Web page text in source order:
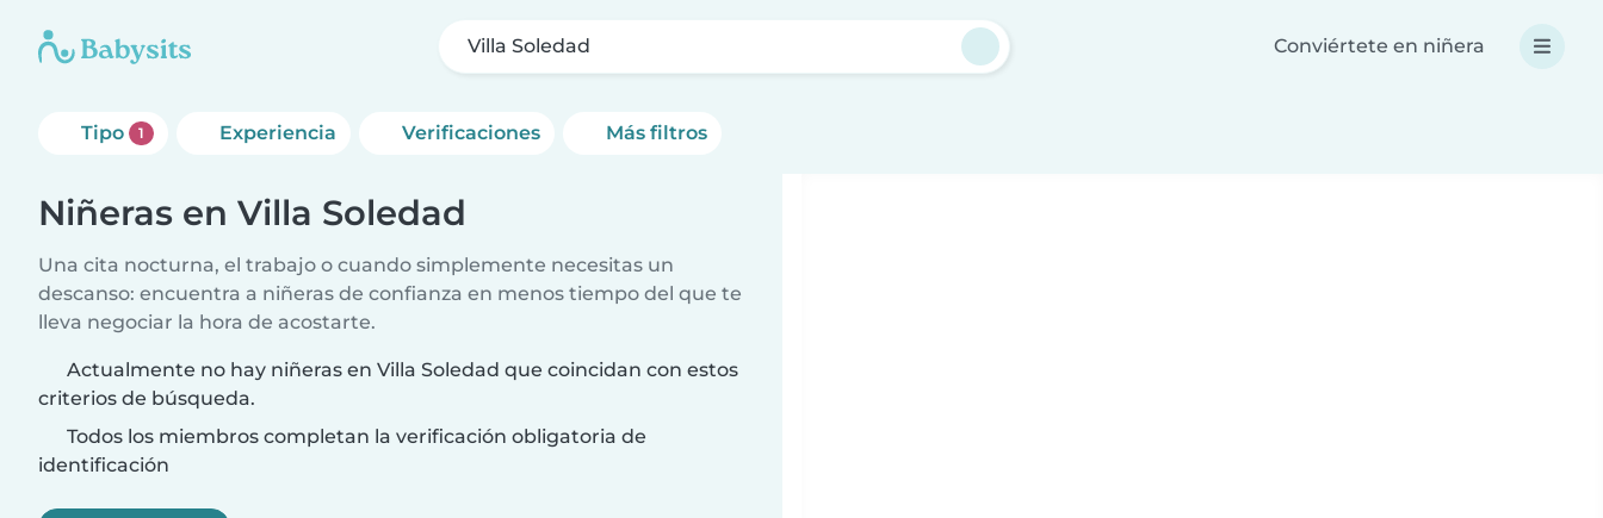
Villa Soledad Conviértete en niñera
Tipo 1 Experiencia Verificaciones Más filtros
Niñeras en Villa Soledad
Una cita nocturna, el trabajo o cuando simplemente necesitas un
descanso: encuentra a niñeras de confianza en menos tiempo del que te
lleva negociar la hora de acostarte.
Actualmente no hay niñeras en Villa Soledad que coincidan con estos
criterios de búsqueda.
Todos los miembros completan la verificación obligatoria de
identificación